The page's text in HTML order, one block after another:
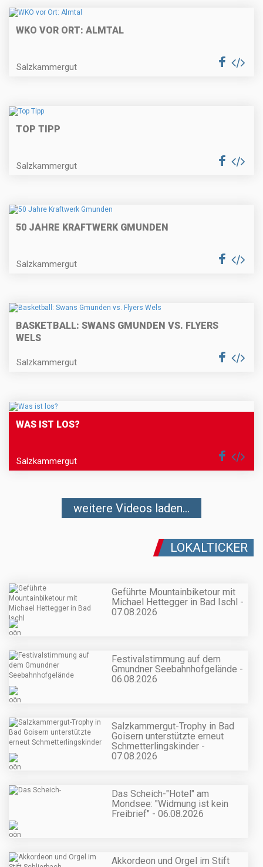
WKO VOR ORT: ALMTAL
Salzkammergut
TOP TIPP
Salzkammergut
50 JAHRE KRAFTWERK GMUNDEN
Salzkammergut
BASKETBALL: SWANS GMUNDEN VS. FLYERS
WELS
Salzkammergut
WAS IST LOS?
Salzkammergut
weitere Videos laden...
LOKALTICKER
Geführte Mountainbiketour mit
Michael Hettegger in Bad Ischl -
07.08.2026
Festivalstimmung auf dem
Gmundner Seebahnhofgelände -
06.08.2026
Salzkammergut-Trophy in Bad
Goisern unterstützte erneut
Schmetterlingskinder -
07.08.2026
Das Scheich-"Hotel" am
Mondsee: "Widmung ist kein
Freibrief" - 06.08.2026
Akkordeon und Orgel im Stift